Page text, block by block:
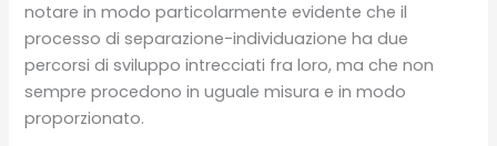
notare in modo particolarmente evidente che il
processo di separazione-individuazione ha due
percorsi di sviluppo intrecciati fra loro, ma che non
sempre procedono in uguale misura e in modo
proporzionato.